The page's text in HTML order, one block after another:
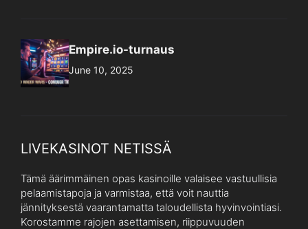
Empire.io-turnaus
June 10, 2025
LIVEKASINOT NETISSÄ
Tämä äärimmäinen opas kasinoille valaisee vastuullisia
pelaamistapoja ja varmistaa, että voit nauttia
jännityksestä vaarantamatta taloudellista hyvinvointiasi.
Korostamme rajojen asettamisen, riippuvuuden